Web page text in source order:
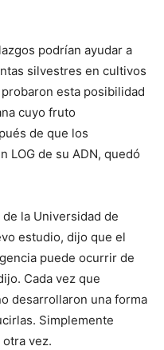
podrían ayudar a
silvestres en cultivos
esta posibilidad
cuyo fruto
de que los
LOG de su ADN, quedó
la Universidad de
estudio, dijo que el
puede ocurrir de
Cada vez que
desarrollaron una forma
Simplemente
vez.